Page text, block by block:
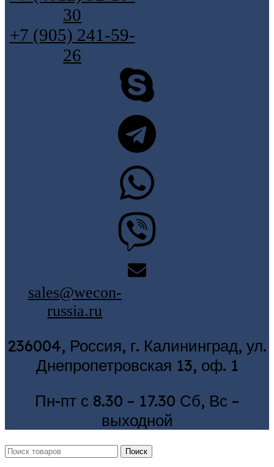
30
+7 (905) 241-59-
26
sales@wecon-
russia.ru
236004, Россия, г. Калининград, ул.
Днепропетровская 13, оф. 1
Пн-пт с 8.30 – 17.30 Сб, Вс –
выходной
Поиск